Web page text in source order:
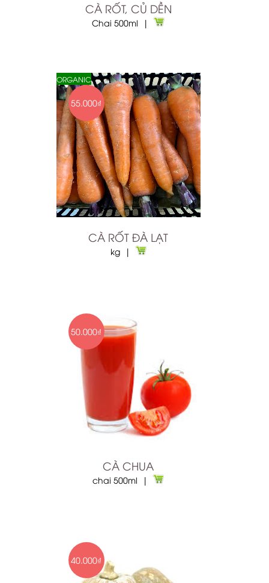
CÀ RỐT, CỦ DỀN
Chai 500ml |
ORGANIC
55.000₫
CÀ RỐT ĐÀ LẠT
kg |
50.000₫
CÀ CHUA
chai 500ml |
40.000₫